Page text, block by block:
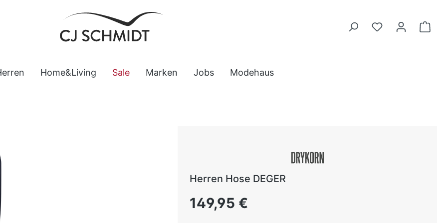
Home&Living Sale Marken Jobs Modehaus
Herren Hose DEGER
Regulärer Preis:
149,95 €